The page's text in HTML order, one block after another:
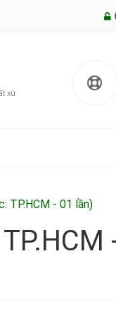
xứ
TP.HCM - 01 lần)